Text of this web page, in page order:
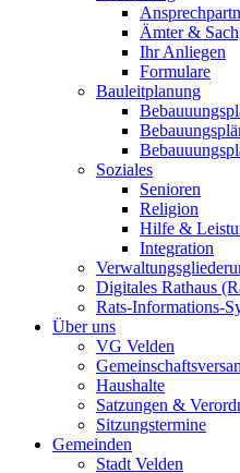
Ämter &
Ihr Anliegen
Formulare
Bauleitplanung
Soziales
Senioren
Religion
Hilfe &
Integration
Digitales Rathaus
Rats-Informations-
Über uns
VG Velden
Haushalte
Satzungen &
Sitzungstermine
Gemeinden
Stadt Velden